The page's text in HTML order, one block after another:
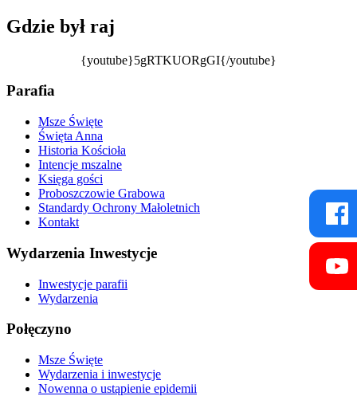
Gdzie był raj
{youtube}5gRTKUORgGI{/youtube}
Parafia
Msze Święte
Święta Anna
Historia Kościoła
Intencje mszalne
Księga gości
Proboszczowie Grabowa
Standardy Ochrony Małoletnich
Kontakt
Wydarzenia Inwestycje
Inwestycje parafii
Wydarzenia
Połęczyno
Msze Święte
Wydarzenia i inwestycje
Nowenna o ustąpienie epidemii